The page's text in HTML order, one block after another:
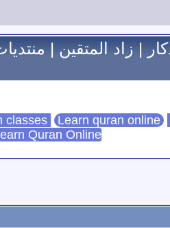
|زاد المتقين|
Learn quran online
Quran Online